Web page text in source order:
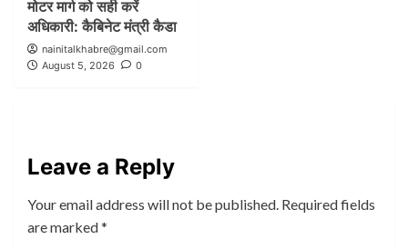
मोटर मार्ग को सही करें
अधिकारी: कैबिनेट मंत्री कैडा
nainitalkhabre@gmail.com
August 5, 2026
0
Leave a Reply
Your email address will not be published. Required fields
are marked*